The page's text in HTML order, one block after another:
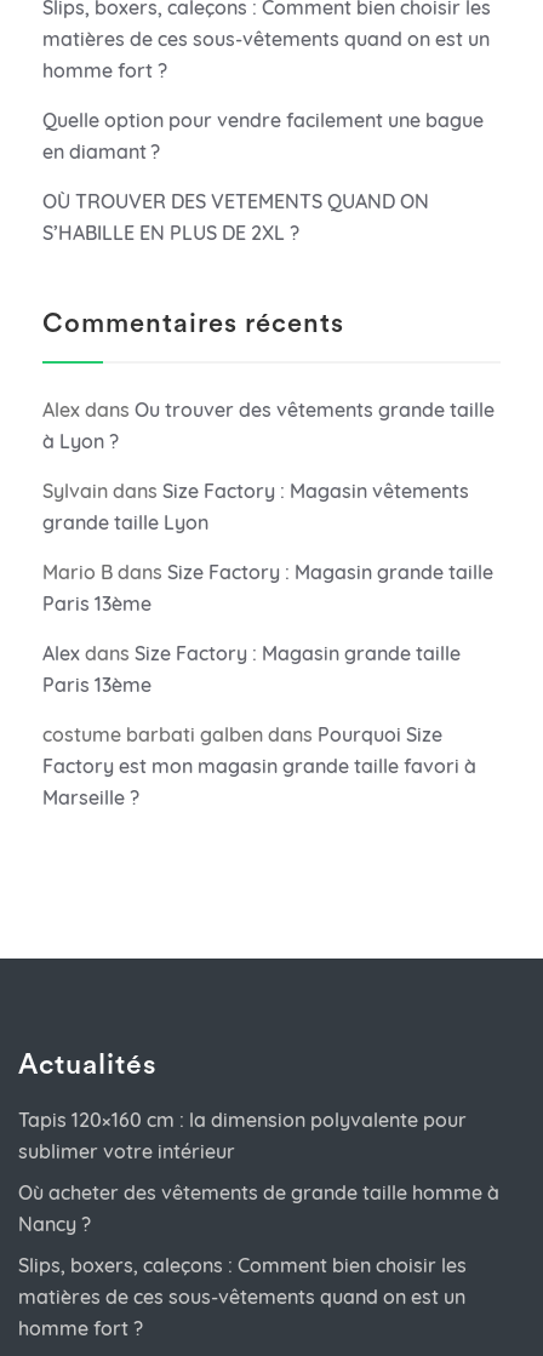
Slips, boxers, caleçons : Comment bien choisir les
matières de ces sous-vêtements quand on est un
homme fort ?
Quelle option pour vendre facilement une bague
en diamant ?
OÙ TROUVER DES VETEMENTS QUAND ON
S’HABILLE EN PLUS DE 2XL ?
Commentaires récents
Alex dans Ou trouver des vêtements grande taille
à Lyon ?
Sylvain dans Size Factory : Magasin vêtements
grande taille Lyon
Mario B dans Size Factory : Magasin grande taille
Paris 13ème
Alex dans Size Factory : Magasin grande taille
Paris 13ème
costume barbati galben dans Pourquoi Size
Factory est mon magasin grande taille favori à
Marseille ?
Actualités
Tapis 120×160 cm : la dimension polyvalente pour
sublimer votre intérieur
Où acheter des vêtements de grande taille homme à
Nancy ?
Slips, boxers, caleçons : Comment bien choisir les
matières de ces sous-vêtements quand on est un
homme fort ?